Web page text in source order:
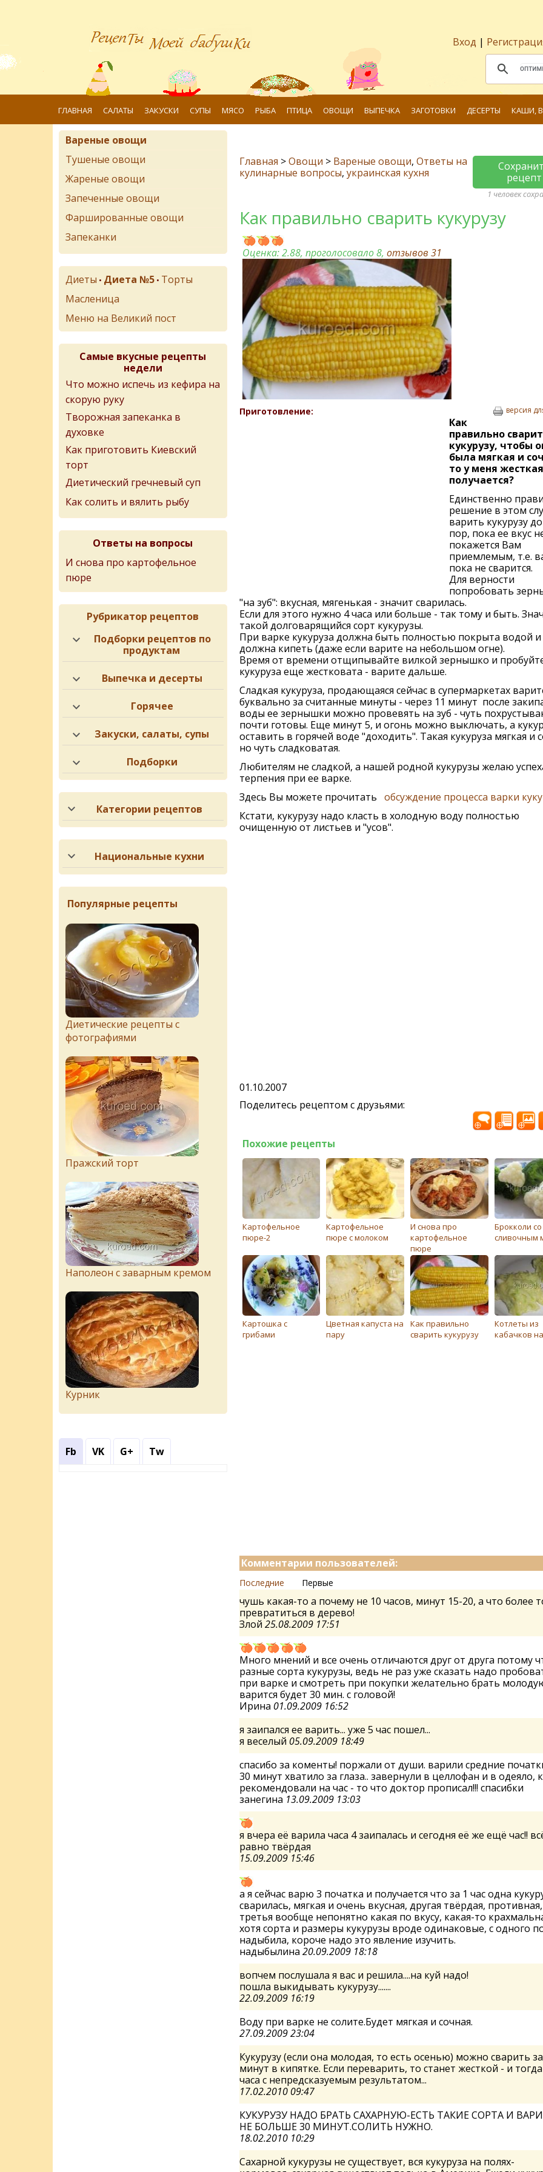
Вход |
ГЛАВНАЯ САЛАТЫ ЗАКУСКИ СУПЫ МЯСО РЫБА ПТИЦА ОВОЩИ ВЫПЕЧКА ЗАГОТОВКИ ДЕСЕРТЫ КАШИ,
Главная >Овощи > Вареные овощи, Ответы на
кулинарные вопросы, украинская кухня
рецепт
1 человек
Как правильно сварить кукурузу
Оценка:2.88, проголосовало 8, отзывов 31
Приготовление: версия
Как
правильно
кукурузу, чтобы
была мягкая и
то у меня жесткая
получается?
Единственно
решение в этом
варить кукурузу
пор, пока ее вкус
покажется Вам
приемлемым, т.е.
пока не сварится.
Для верности
попробовать
"на зуб": вкусная, мягенькая - значит сварилась.
Если для этого нужно 4 часа или больше - так тому и быть.
такой долговарящийся сорт кукурузы.
При варке кукуруза должна быть полностью покрыта водой
должна кипеть (даже если варите на небольшом огне).
Время от времени отщипывайте вилкой зернышко и
кукуруза еще жестковата - варите дальше.
Сладкая кукуруза, продающаяся сейчас в супермаркетах
буквально за считанные минуты - через 11 минут после
воды ее зернышки можно провевять на зуб - чуть
почти готовы. Еще минут 5, и огонь можно выключать, а
оставить в горячей воде "доходить". Такая кукуруза мягкая и
но чуть сладковатая.
Любителям не сладкой, а нашей родной кукурузы желаю
терпения при ее варке.
Здесь Вы можете прочитать обсуждение процесса варки
Кстати, кукурузу надо класть в холодную воду полностью
очищенную от листьев и "усов".
01.10.2007
Поделитесь рецептом с друзьями:
Похожие рецепты
Картофельное
пюре-2
Картофельное
пюре с молоком
И снова про
картофельное
пюре
Брокколи со
сливочным
Картошка с
грибами
Цветная капуста на
пару
Как правильно
сварить кукурузу
Котлеты из
кабачков
Комментарии пользователей:
Последние Первые
чушь какая-то а почему не 10 часов, минут 15-20, а что более
превратиться в дерево!
Злой 25.08.2009 17:51
Много мнений и все очень отличаются друг от друга потому
разные сорта кукурузы, ведь не раз уже сказать надо
при варке и смотреть при покупки желательно брать
варится будет 30 мин. с головой!
Ирина 01.09.2009 16:52
я заипался ее варить... уже 5 час пошел...
я веселый 05.09.2009 18:49
спасибо за коменты! поржали от души. варили средние
30 минут хватило за глаза.. завернули в целлофан и в одеяло,
рекомендовали на час - то что доктор прописал!!! спасибки
занегина 13.09.2009 13:03
я вчера её варила часа 4 заипалась и сегодня её же ещё час!!
равно твёрдая
15.09.2009 15:46
а я сейчас варю 3 початка и получается что за 1 час одна
сварилась, мягкая и очень вкусная, другая твёрдая,
третья вообще непонятно какая по вкусу, какая-то
хотя сорта и размеры кукурузы вроде одинаковые, с одного
надыбила, короче надо это явление изучить.
надыбылина 20.09.2009 18:18
вопчем послушала я вас и решила....на куй надо!
пошла выкидывать кукурузу.......
22.09.2009 16:19
Воду при варке не солите.Будет мягкая и сочная.
27.09.2009 23:04
Кукурузу (если она молодая, то есть осенью) можно сварить
минут в кипятке. Если переварить, то станет жесткой - и
часа с непредсказуемым результатом...
17.02.2010 09:47
КУКУРУЗУ НАДО БРАТЬ САХАРНУЮ-ЕСТЬ ТАКИЕ СОРТА И
НЕ БОЛЬШЕ 30 МИНУТ.СОЛИТЬ НУЖНО.
18.02.2010 10:29
Сахарной кукурузы не существует, вся кукуруза на полях-
Вареные овощи
Тушеные овощи
Жареные овощи
Запеченные овощи
Фаршированные овощи
Запеканки
Диеты • Диета №5 • Торты
Масленица
Меню на Великий пост
Самые вкусные рецепты
недели
Что можно испечь из кефира на
скорую руку
Творожная запеканка в
духовке
Как приготовить Киевский
торт
Диетический гречневый суп
Как солить и вялить рыбу
Ответы на вопросы
И снова про картофельное
пюре
Рубрикатор рецептов
Подборки рецептов по
продуктам
Выпечка и десерты
Горячее
Закуски, салаты, супы
Подборки
Категории рецептов
Национальные кухни
Популярные рецепты
Диетические рецепты с
фотографиями
Пражский торт
Наполеон с заварным кремом
Курник
Fb VK G+ Tw